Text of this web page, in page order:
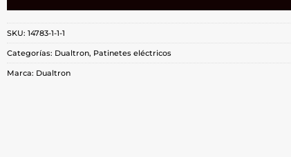
SKU: 14783-1-1-1
Categorías: Dualtron, Patinetes eléctricos
Marca: Dualtron